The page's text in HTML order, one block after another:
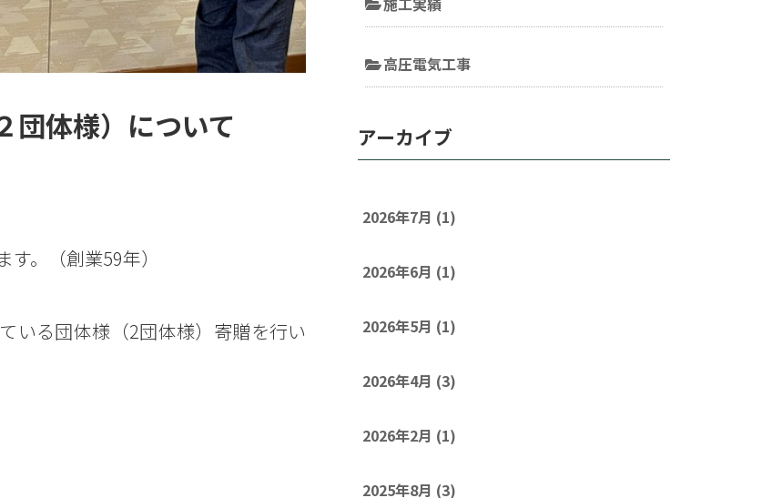
体様）について
。（創業59年）
いる団体様（2団体様）寄贈を行い
高圧電気工事
アーカイブ
2026年7月 (1)
2026年6月 (1)
2026年5月 (1)
2026年4月 (3)
2026年2月 (1)
2025年8月 (3)